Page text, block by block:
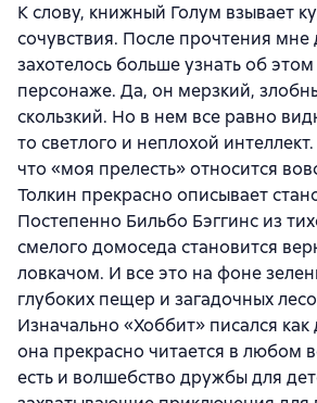
К слову, книжный Голум взывает
сочувствия. После прочтения мне
захотелось больше узнать об
персонаже. Да, он мерзкий,
скользкий. Но в нем все равно
то светлого и неплохой
что «моя прелесть» относится
Толкин прекрасно описывает
Постепенно Бильбо Бэггинс из
смелого домоседа становится
ловкачом. И все это на фоне
глубоких пещер и загадочных
Изначально «Хоббит» писался как
она прекрасно читается в любом
есть и волшебство дружбы для